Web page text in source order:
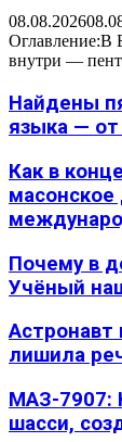
08.08.2026
Оглавление:В
внутри —
Найдены
языка —
Как в
Почему в
Учёный
Астронавт
лишила
МАЗ-7907:
шасси,